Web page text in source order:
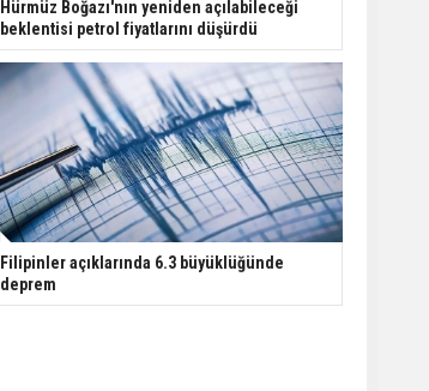
Hürmüz Boğazı'nın yeniden açılabileceği
beklentisi petrol fiyatlarını düşürdü
Filipinler açıklarında 6.3 büyüklüğünde
deprem